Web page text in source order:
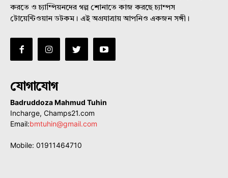
করতে ও চ্যাম্পিয়নদের গল্প শোনাতে কাজ করছে চ্যাম্পস
টোয়েন্টিওয়ান ডটকম। এই অগ্রযাত্রায় আপনিও একজন সঙ্গী।
যোগাযোগ
Badruddoza Mahmud Tuhin
Incharge, Champs21.com
Email:bmtuhin@gmail.com
Mobile: 01911464710